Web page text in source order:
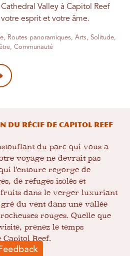
Valley à Capitol Reef
esprit et votre âme.
Routes panoramiques, Arts, Solitude,
Communauté
du récif de Capitol Reef
du parc qui vous a
voyage ne devrait pas
l'entoure regorge de
de refuges isolés et
fruits dans le verger luxuriant
du vent dans une vallée
rouges. Quelle que
prenez le temps
Reef.